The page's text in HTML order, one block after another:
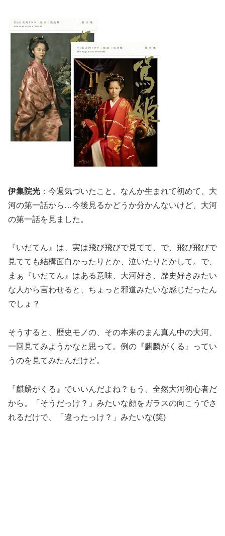
伊集院光 ：今週気づいたこと。なんか生まれて初めて、大
河の第一話から…今後見るかどうか分かんないけど、大河
の第一話を見ました。
『いだてん』は、実は飛び飛びで見てて、で、飛び飛びで
見てても結構面白かったりとか、泣いたりとかして。で、
まぁ『いだてん』はある意味、大河好き、歴史好きみたい
な人から言わせると、ちょっと邪道みたいな感じだったん
でしょ？
そうすると、歴史モノの、その本来のまん真ん中の大河、
一回見てみようかなと思って。例の『麒麟がくる』ってい
うのを見てみたんだけど。
『麒麟がくる』でいいんだよね？もう、全然大河初心者だ
から。「そうだっけ？」みたいな顔をガラスの向こうでさ
れるだけで、「違ったっけ？」みたいな(笑)